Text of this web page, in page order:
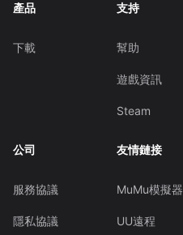
產品
下載
支持
幫助
遊戲資訊
Steam
公司
服務協議
隱私協議
友情鏈接
MuMu模擬器
UU遠程